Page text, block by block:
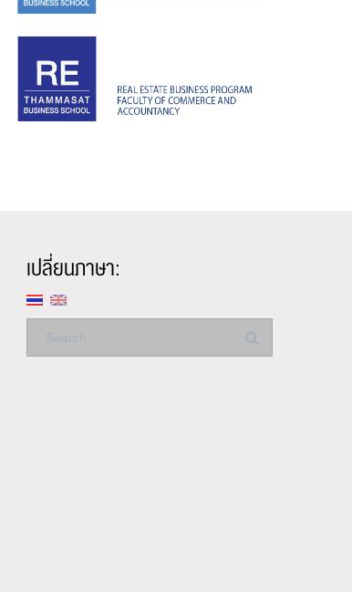
เปลี่ยนภาษา: